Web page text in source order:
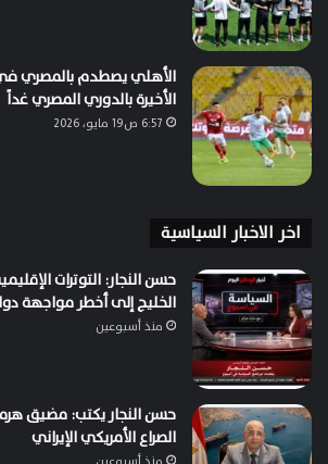
الأهلي يصطدم بالمصري
الأخيرة بالدوري المصري غداً
6:57 ص19 مايو، 2026
اخر الاخبار السياسية
حسن النجار: التوترات
الخليج إلى أخطر مواجهة
منذ أسبوعين
حسن النجار يكتب: مضيق
الصراع الأمريكي الإيراني